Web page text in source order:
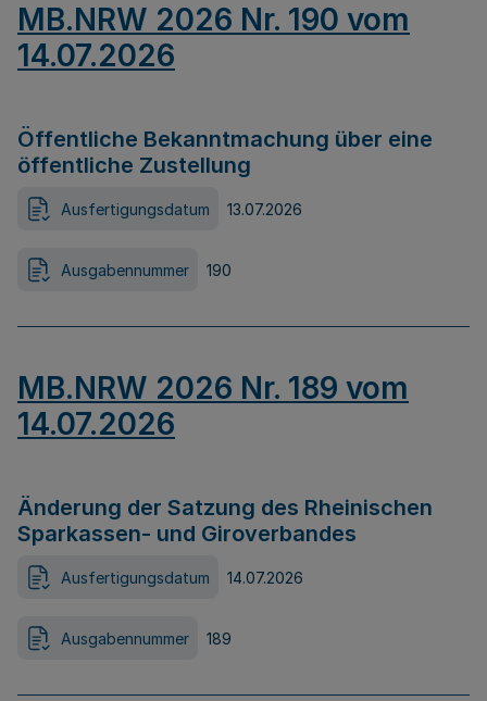
MB.NRW 2026 Nr. 190 vom
14.07.2026
Öffentliche Bekanntmachung über eine
öffentliche Zustellung
Ausfertigungsdatum 13.07.2026
Ausgabennummer 190
MB.NRW 2026 Nr. 189 vom
14.07.2026
Änderung der Satzung des Rheinischen
Sparkassen- und Giroverbandes
Ausfertigungsdatum 14.07.2026
Ausgabennummer 189